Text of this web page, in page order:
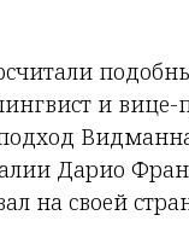
и вице-
Дарио
на своей